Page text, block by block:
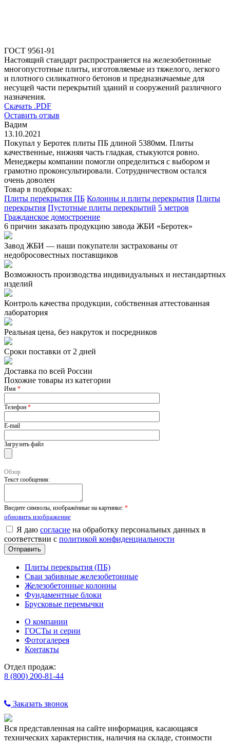
ГОСТ 9561-91
Настоящий стандарт распространяется на железобетонные
многопустотные плиты, изготовляемые из тяжелого, легкого
и плотного силикатного бетонов и предназначаемые для
несущей части перекрытий зданий и сооружений различного
назначения.
Скачать .PDF
Оставить отзыв
Вадим
13.10.2021
Покупал у Беротек плиты ПБ длиной 5380мм. Плиты
качественные, нижняя часть гладкая, стыкуются ровно.
Менеджеры компании помогли определиться с выбором и
грамотно проконсультировали. Сотрудничеством остался
очень доволен
Товар в подборках:
Плиты перекрытия ПБ Колонны и плиты перекрытия Плиты
перекрытия Пустотные плиты перекрытий 5 метров
Гражданское домостроение
6 причин заказать продукцию завода ЖБИ «Беротек»
Завод ЖБИ — наши покупатели застрахованы от
недобросовестных поставщиков
Возможность производства индивидуальных и нестандартных
изделий
Контроль качества продукции, собственная аттестованная
лаборатория
Реальная цена, без накруток и посредников
Сроки поставки от 2 дней
Доставка по всей России
Похожие товары из категории
Имя *
Телефон *
E-mail
Загрузить файл
Обзор
Текст сообщения:
Введите символы, изображённые на картинке: *
обновить изображение
Я даю согласие на обработку персональных данных в
соответствии с политикой конфиденциальности
Плиты перекрытия (ПБ)
Сваи забивные железобетонные
Железобетонные колонны
Фундаментные блоки
Брусковые перемычки
О компании
ГОСТы и серии
Фотогалерея
Контакты
Отдел продаж:
8 (800) 200-81-44
Заказать звонок
Вся представленная на сайте информация, касающаяся
технических характеристик, наличия на складе, стоимости